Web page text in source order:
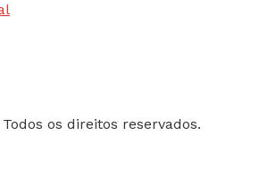
os direitos reservados.